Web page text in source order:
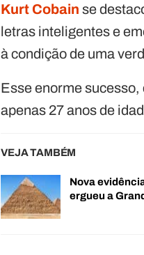
Kurt Cobain se
letras inteligentes e
à condição de uma
Esse enorme
apenas 27 anos de
VEJA TAMBÉM
Nova
ergueu a